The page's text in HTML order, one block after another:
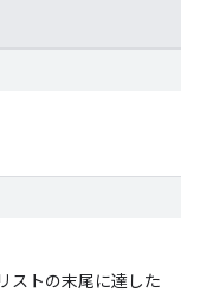
ストの末尾に達した